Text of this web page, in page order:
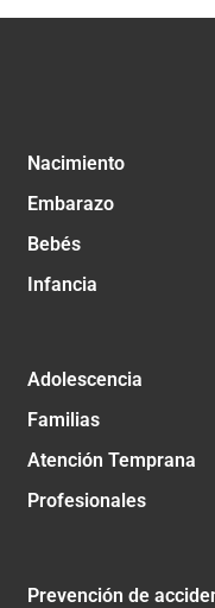
Nacimiento
Embarazo
Bebés
Infancia
Adolescencia
Familias
Atención Temprana
Profesionales
Prevención de